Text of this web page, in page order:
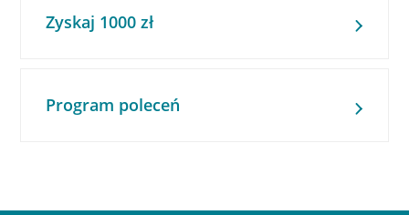
Zyskaj 1000 zł
Program poleceń